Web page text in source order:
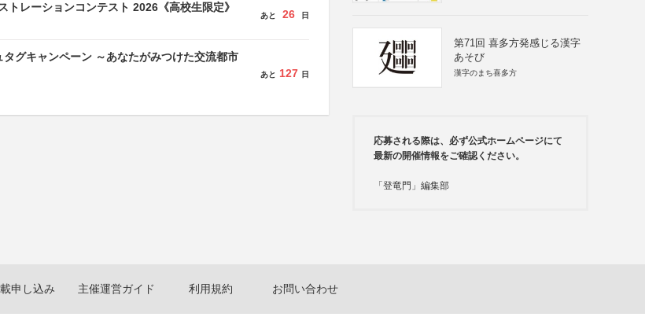
トレーションコンテスト 2026《高校生限定》
あと 26 日
グキャンペーン ～あなたがみつけた交流都市
あと 127 日
第71回 喜多方発感じる漢字
あそび
漢字のまち喜多方
応募される際は、必ず公式ホームページにて
最新の開催情報をご確認ください。
「登竜門」編集部
申し込み 主催運営ガイド 利用規約 お問い合わせ